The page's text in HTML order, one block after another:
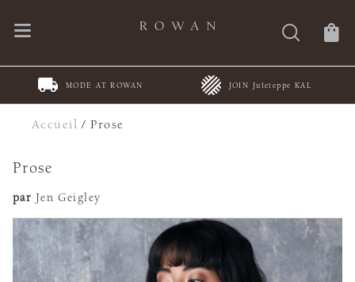
MODE AT ROWAN JOIN Juleteppe KAL
Accueil /Prose
Prose
par Jen Geigley